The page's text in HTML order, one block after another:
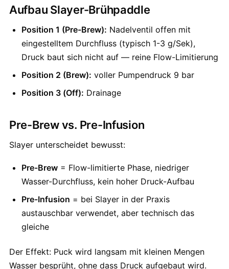
Aufbau Slayer-Brühpaddle
Position 1 (Pre-Brew): Nadelventil offen mit
eingestelltem Durchfluss (typisch 1-3 g/Sek),
Druck baut sich nicht auf — reine Flow-Limitierung
Position 2 (Brew): voller Pumpendruck 9 bar
Position 3 (Off): Drainage
Pre-Brew vs. Pre-Infusion
Slayer unterscheidet bewusst:
Pre-Brew = Flow-limitierte Phase, niedriger
Wasser-Durchfluss, kein hoher Druck-Aufbau
Pre-Infusion = bei Slayer in der Praxis
austauschbar verwendet, aber technisch das
gleiche
Der Effekt: Puck wird langsam mit kleinen Mengen
Wasser besprüht, ohne dass Druck aufgebaut wird.